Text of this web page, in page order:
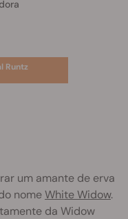
Runtz
um amante de erva
nomeWhite Widow.
da Widow